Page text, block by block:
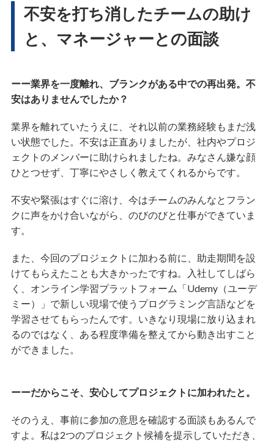
不安を打ち消したチームの助け
と、マネージャーとの面談
ーー業界を一度離れ、ブランクがある中での再出発。不
安はありませんでしたか？
業界を離れていたうえに、それ以前の業務経験もまだ浅
い状態でした。不安は正直ありましたが、社内やプロジ
ェクトのメンバーに助けられましたね。みなさん嫌な顔
ひとつせず、丁寧にやさしく教えてくれるからです。
不安や緊張はすぐに溶け、今はチームのみんなとフラン
クに声をかけ合いながら、のびのびと仕事ができていま
す。
また、今回のプロジェクトに加わる前に、助走期間を設
けてもらえたことも大きかったですね。入社してしばら
く、 オンライン学習プラットフォーム「Udemy（ユーデ
ミー）」 で新しい現場で使うプログラミング言語などを
学習させてもらったんです。いきなり現場に放り込まれ
るのではなく、ある程度準備を整えてから動き出すこと
ができました。
ーーだからこそ、安心してプロジェクトに加われたと。
そのうえ、事前に参加の意思を確認する面談もあるんで
すよ。私は2つのプロジェクト候補を提示していただき、